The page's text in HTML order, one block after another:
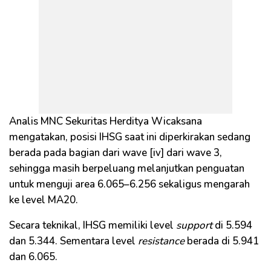
Analis MNC Sekuritas Herditya Wicaksana
mengatakan, posisi IHSG saat ini diperkirakan sedang
berada pada bagian dari wave [iv] dari wave 3,
sehingga masih berpeluang melanjutkan penguatan
untuk menguji area 6.065–6.256 sekaligus mengarah
ke level MA20.
Secara teknikal, IHSG memiliki level supportdi 5.594
dan 5.344. Sementara level resistanceberada di 5.941
dan 6.065.